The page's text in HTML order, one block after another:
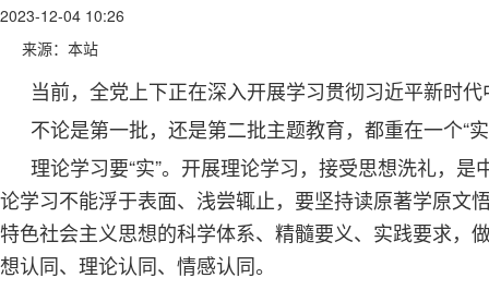
2023-12-04 10:26
来源：本站
当前，全党上下正在深入开展学习贯彻习近平新时
不论是第一批，还是第二批主题教育，都重在一个“
理论学习要“实”。开展理论学习，接受思想洗礼，
论学习不能浮于表面、浅尝辄止，要坚持读原著学原文
特色社会主义思想的科学体系、精髓要义、实践要求，
想认同、理论认同、情感认同。